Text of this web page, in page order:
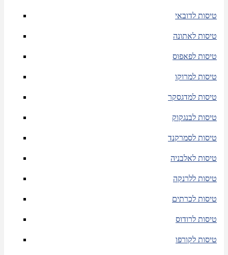
טיסות לדובאי
טיסות לאתונה
טיסות לפאפוס
טיסות למרוקו
טיסות למדגסקר
טיסות לבנגקוק
טיסות לסמרקנד
טיסות לאלבניה
טיסות ללרנקה
טיסות לכרתים
טיסות לרודוס
טיסות לקורפו